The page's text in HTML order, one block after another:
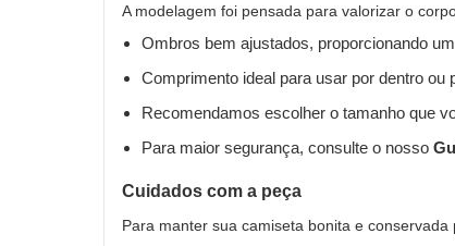
A modelagem foi pensada para valorizar o
Ombros bem ajustados, proporcionando
Comprimento ideal para usar por dentro ou
Recomendamos escolher o tamanho que
Para maior segurança, consulte o nosso
Cuidados com a peça
Para manter sua camiseta bonita e